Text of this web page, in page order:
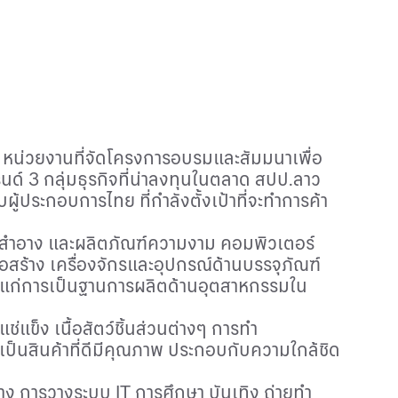
หน่วยงานที่จัดโครงการอบรมและสัมมนาเพื่อ
ด์ 3 กลุ่มธุรกิจที่น่าลงทุนในตลาด สปป.ลาว
ประกอบการไทย ที่กำลังตั้งเป้าที่จะทำการค้า
ำอาง และผลิตภัณฑ์ความงาม คอมพิวเตอร์
ร้าง เครื่องจักรและอุปกรณ์ด้านบรรจุภัณฑ์
การเป็นฐานการผลิตด้านอุตสาหกรรมใน
ช่แข็ง เนื้อสัตว์ชิ้นส่วนต่างๆ การทำ
ป็นสินค้าที่ดีมีคุณภาพ ประกอบกับความใกล้ชิด
การวางระบบ IT การศึกษา บันเทิง ถ่ายทำ